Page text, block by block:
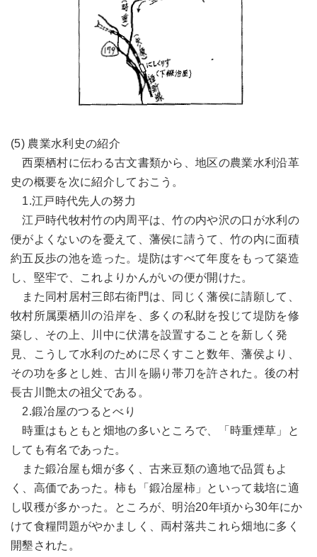
(5) 農業水利史の紹介
西栗栖村に伝わる古文書類から、地区の農業水利沿革
史の概要を次に紹介しておこう。
1.江戸時代先人の努力
江戸時代牧村竹の内周平は、竹の内や沢の口が水利の
便がよくないのを憂えて、藩侯に請うて、竹の内に面積
約五反歩の池を造った。堤防はすべて年度をもって築造
し、堅牢で、これよりかんがいの便が開けた。
また同村居村三郎右衛門は、同じく藩侯に請願して、
牧村所属栗栖川の沿岸を、多くの私財を投じて堤防を修
築し、その上、川中に伏溝を設置することを新しく発
見、こうして水利のために尽くすこと数年、藩侯より、
その功を多とし姓、古川を賜り帯刀を許された。後の村
長古川艶太の祖父である。
2.鍛冶屋のつるとべり
時重はもともと畑地の多いところで、「時重煙草」と
しても有名であった。
また鍛冶屋も畑が多く、古来豆類の適地で品質もよ
く、高価であった。柿も「鍛冶屋柿」といって栽培に適
し収穫が多かった。ところが、明治20年頃から30年にか
けて食糧問題がやかましく、両村落共これら畑地に多く
開墾された。